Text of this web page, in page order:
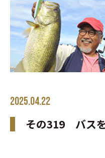
2025.04.22
その319 バス